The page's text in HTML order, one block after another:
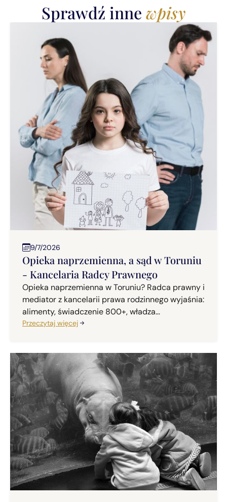
Sprawdź inne wpisy
9/7/2026
Opieka naprzemienna, a sąd w Toruniu
- Kancelaria Radcy Prawnego
Opieka naprzemienna w Toruniu? Radca prawny i
mediator z kancelarii prawa rodzinnego wyjaśnia:
alimenty, świadczenie 800+, władza
rodzicielska?
Przeczytaj więcej